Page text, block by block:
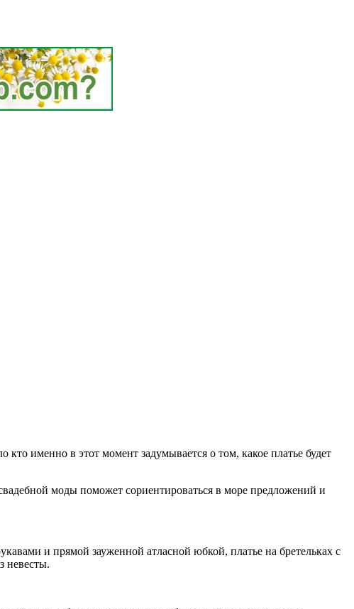
2016
именно в этот момент задумывается о том, какое платье будет
моды поможет сориентироваться в море предложений и
и прямой зауженной атласной юбкой, платье на бретельках с
невесты.